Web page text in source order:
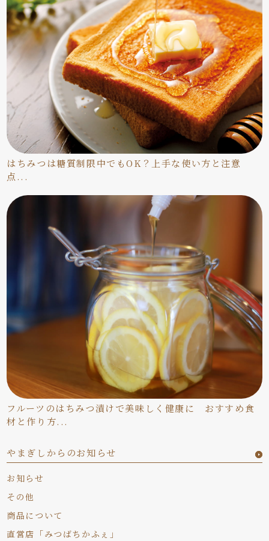
はちみつは糖質制限中でもOK？上手な使い方と注意
点...
フルーツのはちみつ漬けで美味しく健康に おすすめ食
材と作り方...
やまぎしからのお知らせ
お知らせ
その他
商品について
直営店「みつばちかふぇ」